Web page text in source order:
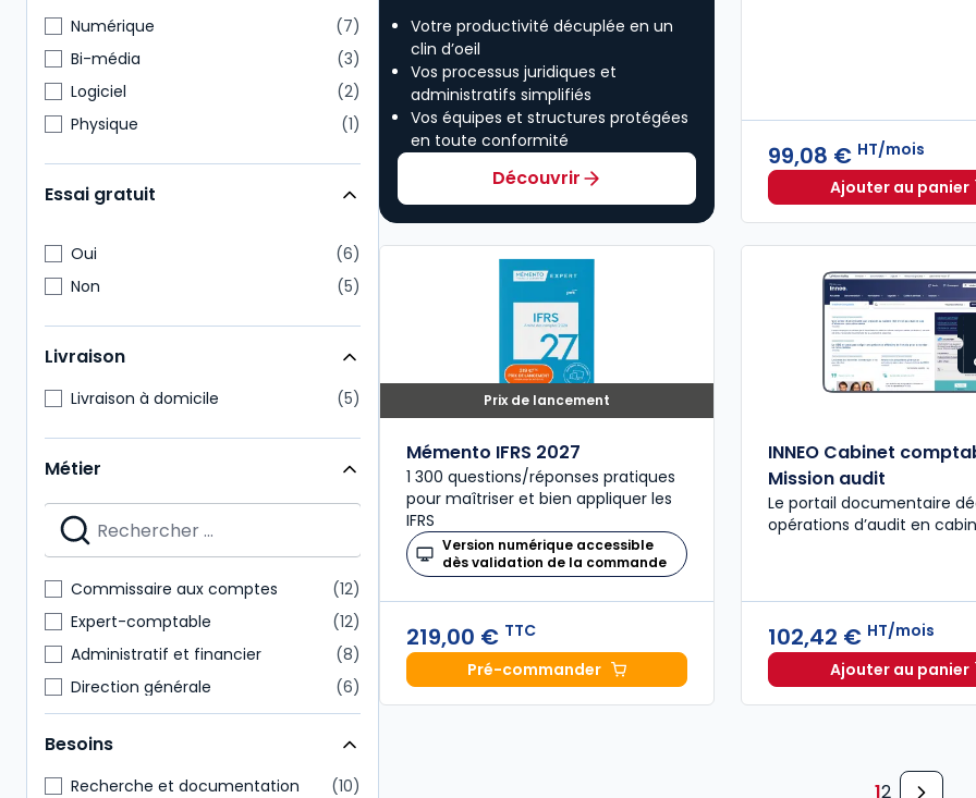
Numérique
7
Bi-média
3
Logiciel
2
Physique
1
Essai gratuit
Oui
6
Non
5
Livraison
Livraison à domicile 5
Métier
Commissaire aux comptes
12
Expert-comptable
12
Administratif et financier
8
Direction générale
6
Avocat et prof judiciaires
5
Enseignants
4
Notaire
4
Besoins
Recherche et documentation
10
Votre productivité décuplée en un
clin d’oeil
Vos processus juridiques et
administratifs simplifiés
Vos équipes et structures protégées
en toute conformité
Découvrir
99,08 € HT/mois
Ajouter au panier
INNEO
Prix de lancement
Mémento IFRS 2027
1 300 questions/réponses pratiques
pour maîtriser et bien appliquer les
IFRS
Version numérique accessible
dès validation de la commande
219,00 € TTC
Pré-commanderMémento IFRS 2027 à 219,00 € TTC
INNEO Cabinet
Mission audit
Le portail documentaire
opérations d’audit en
102,42 € HT/mois
Ajouter au panier
INNEO
12